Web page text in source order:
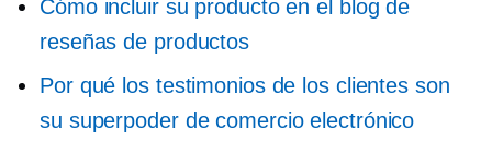
Cómo incluir su producto en el blog de
reseñas de productos
Por qué los testimonios de los clientes son
su superpoder de comercio electrónico